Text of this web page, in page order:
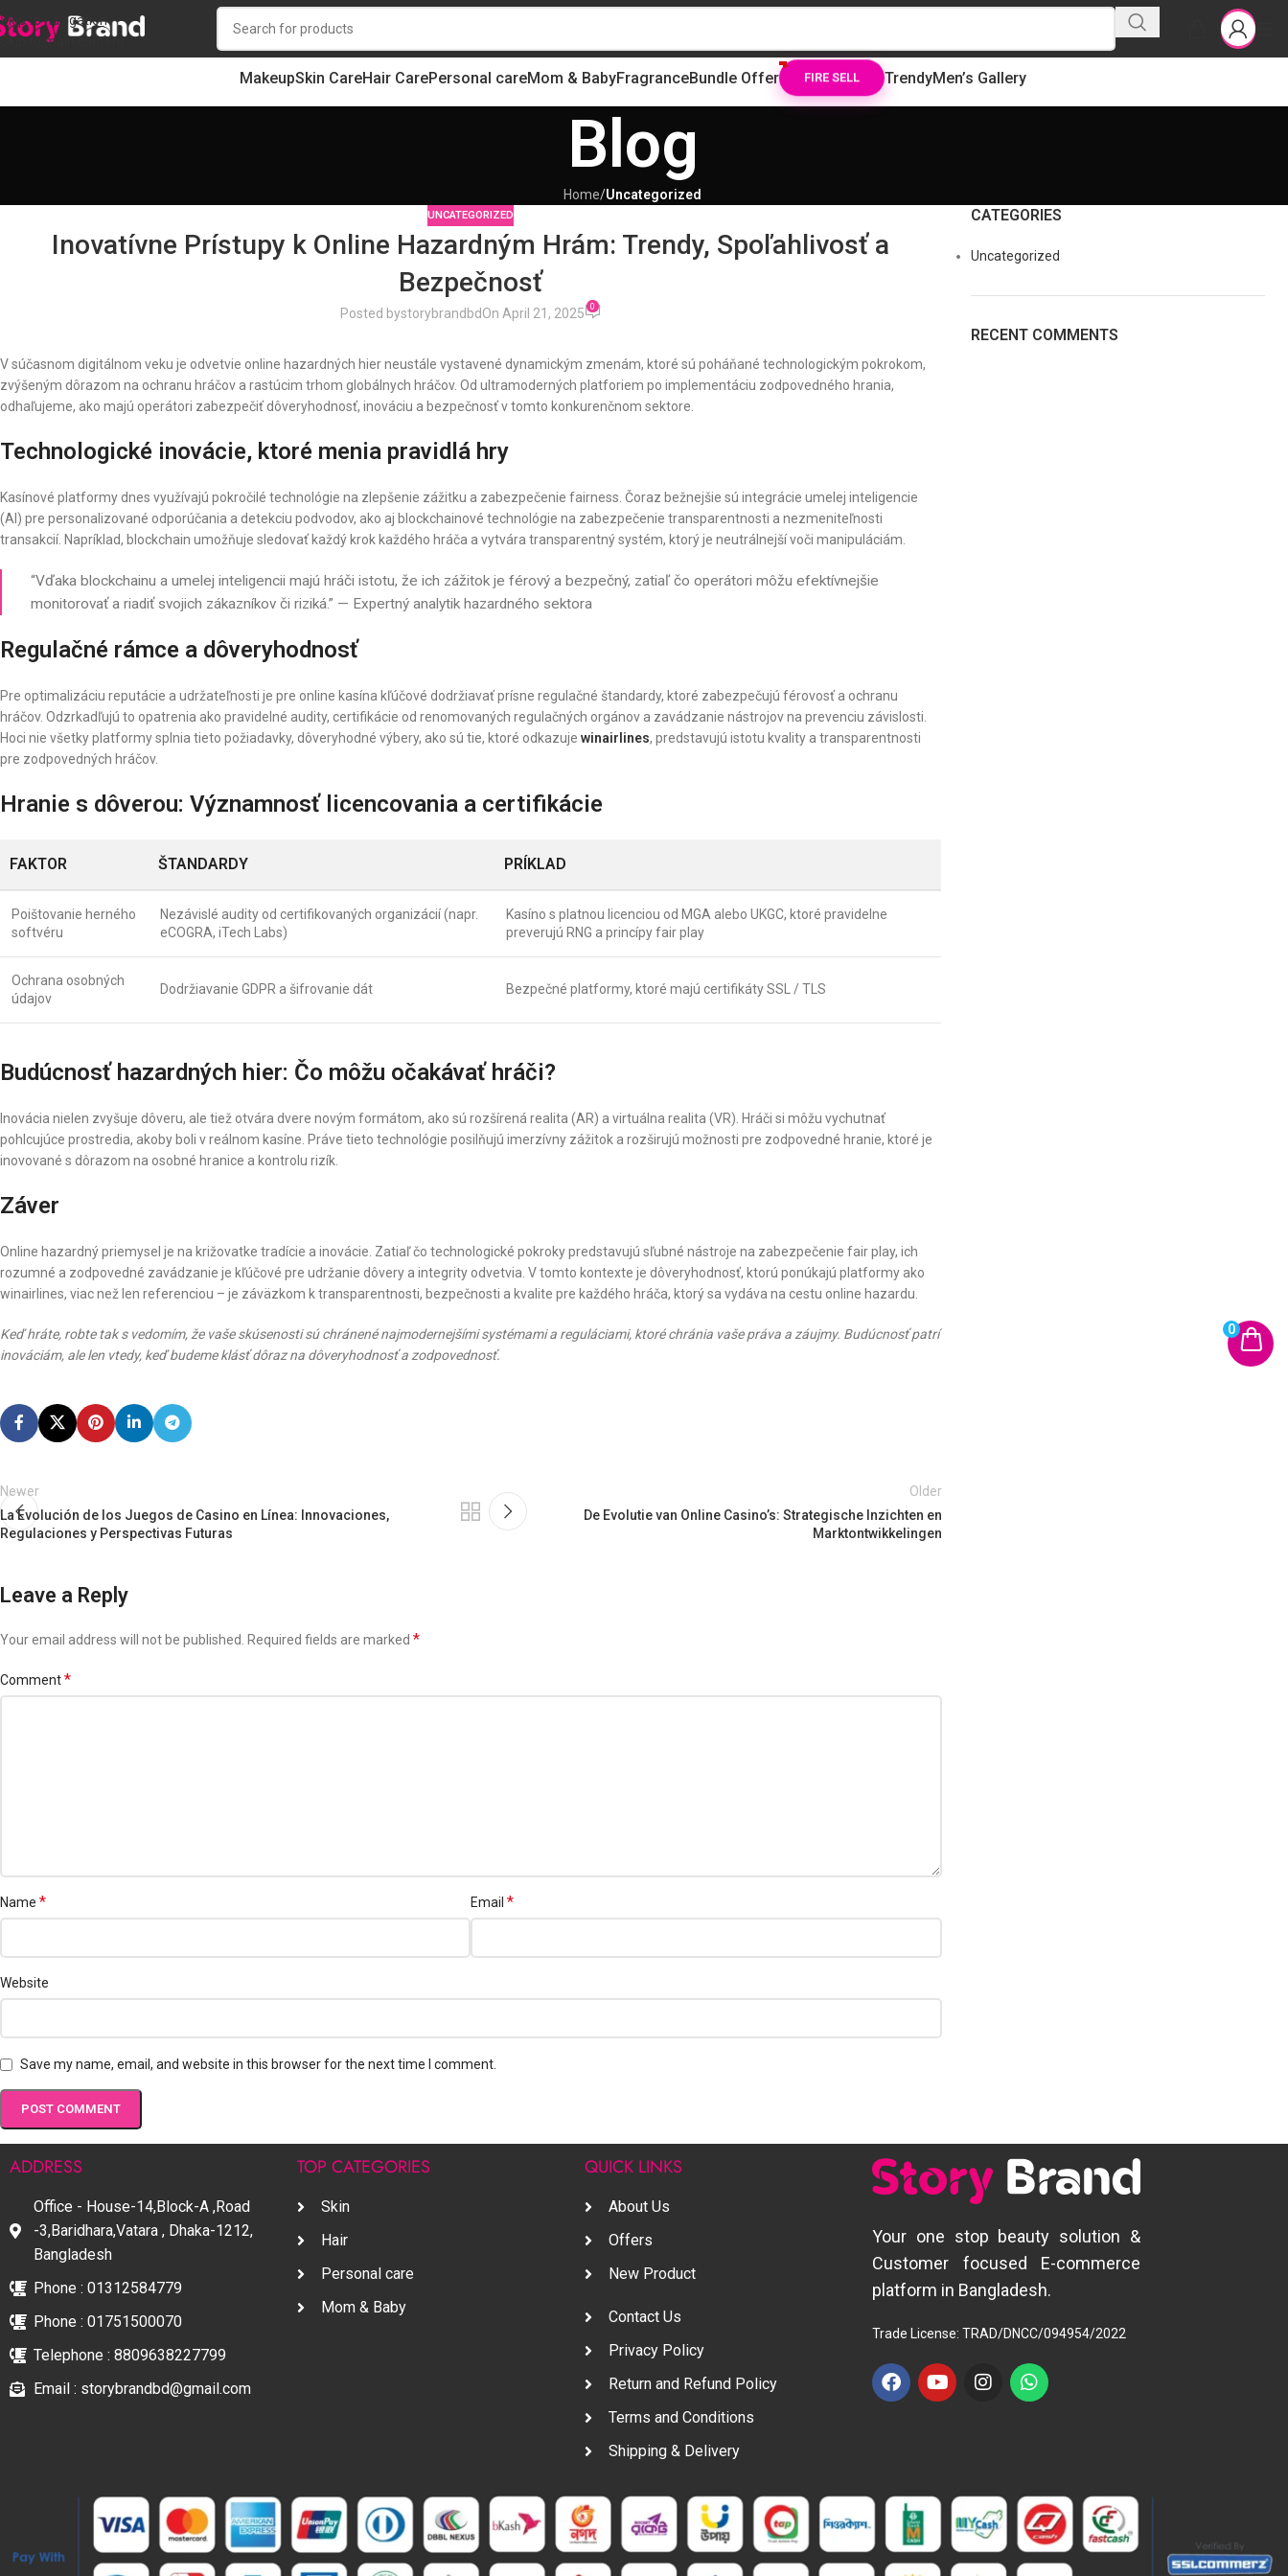
Skip to navigation
Skip to main content
MakeupSkin CareHair CarePersonal careMom & BabyFragranceBundle Offer FIRE SELL TrendyMen’s Gallery
Blog
Home/Uncategorized
UNCATEGORIZED
Inovatívne Prístupy k Online Hazardným Hrám: Trendy, Spoľahlivosť a
Bezpečnosť
Posted bystorybrandbdOn April 21, 2025 0
V súčasnom digitálnom veku je odvetvie online hazardných hier neustále vystavené dynamickým zmenám, ktoré sú poháňané technologickým pokrokom,
zvýšeným dôrazom na ochranu hráčov a rastúcim trhom globálnych hráčov. Od ultramoderných platforiem po implementáciu zodpovedného hrania,
odhaľujeme, ako majú operátori zabezpečiť dôveryhodnosť, inováciu a bezpečnosť v tomto konkurenčnom sektore.
Technologické inovácie, ktoré menia pravidlá hry
Kasínové platformy dnes využívajú pokročilé technológie na zlepšenie zážitku a zabezpečenie fairness. Čoraz bežnejšie sú integrácie umelej inteligencie
(AI) pre personalizované odporúčania a detekciu podvodov, ako aj blockchainové technológie na zabezpečenie transparentnosti a nezmeniteľnosti
transakcií. Napríklad, blockchain umožňuje sledovať každý krok každého hráča a vytvára transparentný systém, ktorý je neutrálnejší voči manipuláciám.
“Vďaka blockchainu a umelej inteligencii majú hráči istotu, že ich zážitok je férový a bezpečný, zatiaľ čo operátori môžu efektívnejšie
monitorovať a riadiť svojich zákazníkov či riziká.” — Expertný analytik hazardného sektora
Regulačné rámce a dôveryhodnosť
Pre optimalizáciu reputácie a udržateľnosti je pre online kasína kľúčové dodržiavať prísne regulačné štandardy, ktoré zabezpečujú férovosť a ochranu
hráčov. Odzrkadľujú to opatrenia ako pravidelné audity, certifikácie od renomovaných regulačných orgánov a zavádzanie nástrojov na prevenciu závislosti.
Hoci nie všetky platformy splnia tieto požiadavky, dôveryhodné výbery, ako sú tie, ktoré odkazuje winairlines, predstavujú istotu kvality a transparentnosti
pre zodpovedných hráčov.
Hranie s dôverou: Významnosť licencovania a certifikácie
FAKTOR ŠTANDARDY PRÍKLAD
Poištovanie herného
softvéru
Nezávislé audity od certifikovaných organizácií (napr.
eCOGRA, iTech Labs)
Kasíno s platnou licenciou od MGA alebo UKGC, ktoré pravidelne
preverujú RNG a princípy fair play
Ochrana osobných
údajov
Dodržiavanie GDPR a šifrovanie dát Bezpečné platformy, ktoré majú certifikáty SSL / TLS
Budúcnosť hazardných hier: Čo môžu očakávať hráči?
Inovácia nielen zvyšuje dôveru, ale tiež otvára dvere novým formátom, ako sú rozšírená realita (AR) a virtuálna realita (VR). Hráči si môžu vychutnať
pohlcujúce prostredia, akoby boli v reálnom kasíne. Práve tieto technológie posilňujú imerzívny zážitok a rozširujú možnosti pre zodpovedné hranie, ktoré je
inovované s dôrazom na osobné hranice a kontrolu rizík.
Záver
Online hazardný priemysel je na križovatke tradície a inovácie. Zatiaľ čo technologické pokroky predstavujú sľubné nástroje na zabezpečenie fair play, ich
rozumné a zodpovedné zavádzanie je kľúčové pre udržanie dôvery a integrity odvetvia. V tomto kontexte je dôveryhodnosť, ktorú ponúkajú platformy ako
winairlines, viac než len referenciou – je záväzkom k transparentnosti, bezpečnosti a kvalite pre každého hráča, ktorý sa vydáva na cestu online hazardu.
Keď hráte, robte tak s vedomím, že vaše skúsenosti sú chránené najmodernejšími systémami a reguláciami, ktoré chránia vaše práva a záujmy. Budúcnosť patrí
inováciám, ale len vtedy, keď budeme klásť dôraz na dôveryhodnosť a zodpovednosť.
Newer
La Evolución de los Juegos de Casino en Línea: Innovaciones,
Regulaciones y Perspectivas Futuras
Older
De Evolutie van Online Casino’s: Strategische Inzichten en
Marktontwikkelingen
Leave a Reply
Your email address will not be published. Required fields are marked *
Comment*
Name * Email*
Website
Save my name, email, and website in this browser for the next time I comment.
CATEGORIES
Uncategorized
RECENT COMMENTS
ADDRESS
Office - House-14,Block-A ,Road
-3,Baridhara,Vatara , Dhaka-1212,
Bangladesh
Phone : 01312584779
Phone : 01751500070
Telephone : 8809638227799
Email : storybrandbd@gmail.com
TOP CATEGORIES
Skin
Hair
Personal care
Mom & Baby
QUICK LINKS
About Us
Offers
New Product
Contact Us
Privacy Policy
Return and Refund Policy
Terms and Conditions
Shipping & Delivery
Your one stop beauty solution &
Customer focused E-commerce
platform in Bangladesh.
Trade License: TRAD/DNCC/094954/2022
0